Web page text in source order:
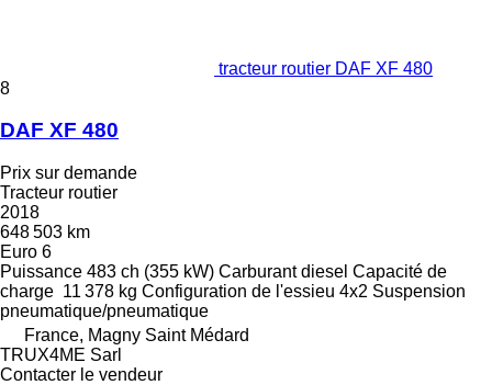
tracteur routier DAF XF 480
8
DAF XF 480
Prix sur demande
Tracteur routier
2018
648 503 km
Euro 6
Puissance 483 ch (355 kW) Carburant diesel Capacité de
charge 11 378 kg Configuration de l'essieu 4x2 Suspension
pneumatique/pneumatique
France, Magny Saint Médard
TRUX4ME Sarl
Contacter le vendeur